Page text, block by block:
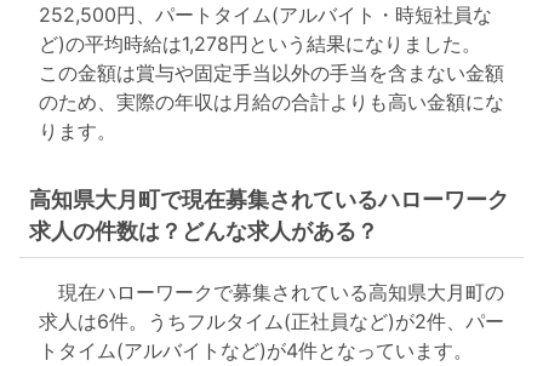
252,500円、パートタイム(アルバイト・時短社員な
ど)の平均時給は1,278円という結果になりました。
この金額は賞与や固定手当以外の手当を含まない金額
のため、実際の年収は月給の合計よりも高い金額にな
ります。
高知県大月町で現在募集されているハローワーク
求人の件数は？どんな求人がある？
現在ハローワークで募集されている高知県大月町の
求人は6件。うちフルタイム(正社員など)が2件、パー
トタイム(アルバイトなど)が4件となっています。